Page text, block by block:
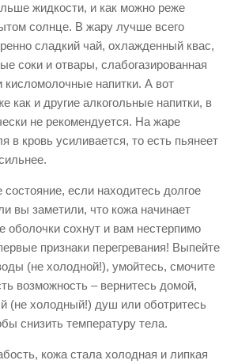
жидкости, и как можно реже
солнце. В жару лучше всего
сладкий чай, охлажденный квас,
соки и отвары, слабогазированная
кисломолочные напитки. А вот
как и другие алкогольные напитки, в
не рекомендуется. На жаре
в кровь усиливается, то есть пьянеет
состояние, если находитесь долгое
вы заметили, что кожа начинает
оболочки сохнут и вам нестерпимо
признаки перегревания! Выпейте
(не холодной!), умойтесь, смочите
возможность – вернитесь домой,
(не холодный!) душ или оботритесь
снизить температуру тела.
кожа стала холодная и липкая